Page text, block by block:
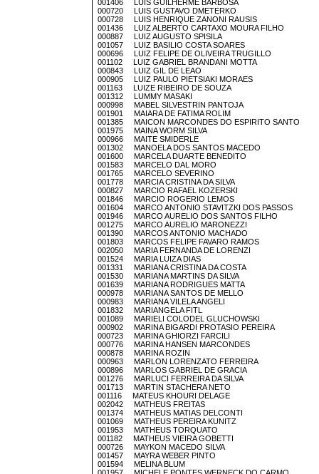
001406 LUIS GUILHERME BARBOSA
000720 LUIS GUSTAVO DMETERKO
000728 LUIS HENRIQUE ZANONI RAUSIS
001436 LUIZ ALBERTO CARTAXO MOURA FILHO
000887 LUIZ AUGUSTO SPISILA
001057 LUIZ BASILIO COSTA SOARES
000696 LUIZ FELIPE DE OLIVEIRA TRUGILLO
001102 LUIZ GABRIEL BRANDANI MOTTA
000843 LUIZ GIL DE LEAO
000905 LUIZ PAULO PIETSIAKI MORAES
001163 LUIZE RIBEIRO DE SOUZA
001312 LUMMY MASAKI
000998 MABEL SILVESTRIN PANTOJA
001901 MAIARA DE FATIMA ROLIM
001385 MAICON MARCONDES DO ESPIRITO SANTO
001975 MAINA WORM SILVA
000966 MAITE SMIDERLE
001302 MANOELA DOS SANTOS MACEDO
001600 MARCELA DUARTE BENEDITO
001583 MARCELO DAL MORO
001765 MARCELO SEVERINO
001778 MARCIA CRISTINA DA SILVA
000827 MARCIO RAFAEL KOZERSKI
001846 MARCIO ROGERIO LEMOS
001604 MARCO ANTONIO STAVITZKI DOS PASSOS
001946 MARCO AURELIO DOS SANTOS FILHO
001275 MARCO AURELIO MARONEZZI
001390 MARCOS ANTONIO MACHADO
001803 MARCOS FELIPE FAVARO RAMOS
002050 MARIA FERNANDA DE LORENZI
001524 MARIA LUIZA DIAS
001331 MARIANA CRISTINA DA COSTA
001530 MARIANA MARTINS DA SILVA
001639 MARIANA RODRIGUES MATTA
000978 MARIANA SANTOS DE MELLO
000983 MARIANA VILELA ANGELI
001832 MARIANGELA FITL
001089 MARIELI COLODEL GLUCHOWSKI
000902 MARINA BIGARDI PROTASIO PEREIRA
000723 MARINA GHIORZI FARCILI
000776 MARINA HANSEN MARCONDES
000878 MARINA ROZIN
000963 MARLON LORENZATO FERREIRA
000896 MARLOS GABRIEL DE GRACIA
001276 MARLUCI FERREIRA DA SILVA
001713 MARTIN STACHERA NETO
001116 MATEUS KHOURI DELAGE
002042 MATHEUS FREITAS
001374 MATHEUS MATIAS DELCONTI
001069 MATHEUS PEREIRA KUNITZ
001953 MATHEUS TORQUATO
001182 MATHEUS VIEIRA GOBETTI
000726 MAYKON MACEDO SILVA
001457 MAYRA WEBER PINTO
001594 MELINA BLUM